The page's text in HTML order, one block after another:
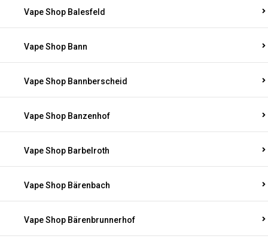
Vape Shop Balesfeld
Vape Shop Bann
Vape Shop Bannberscheid
Vape Shop Banzenhof
Vape Shop Barbelroth
Vape Shop Bärenbach
Vape Shop Bärenbrunnerhof